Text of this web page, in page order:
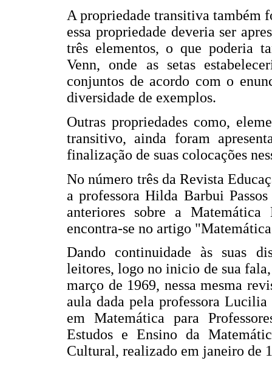
A propriedade transitiva também
essa propriedade deveria ser
três elementos, o que poderia
Venn, onde as setas
conjuntos de acordo com o
diversidade de exemplos.
Outras propriedades como,
transitivo, ainda foram
finalização de suas colocações
No número três da Revista
a professora Hilda Barbui
anteriores sobre a Matemática
encontra-se no artigo
Dando continuidade às suas
leitores, logo no inicio de sua
março de 1969, nessa mesma
aula dada pela professora
em Matemática para
Estudos e Ensino da
Cultural, realizado em janeiro de